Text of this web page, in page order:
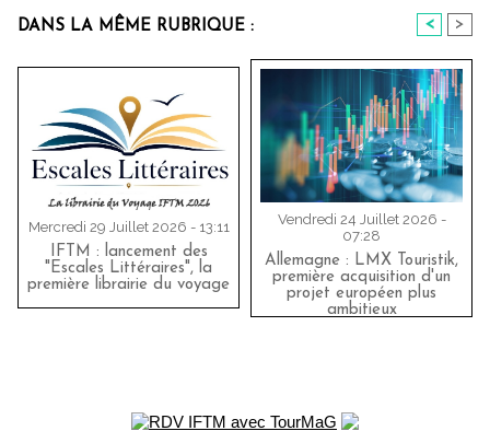
DANS LA MÊME RUBRIQUE : < >
Mercredi 29 Juillet 2026 - 13:11
IFTM : lancement des
"Escales Littéraires", la
première librairie du voyage
Vendredi 24 Juillet 2026 -
07:28
Allemagne : LMX Touristik,
première acquisition d'un
projet européen plus
ambitieux